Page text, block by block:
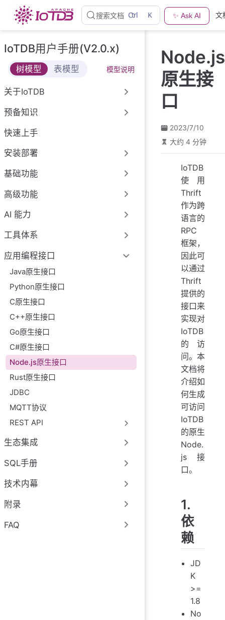
跳
至
主
要
內
容
搜索文档 Ctrl K ✨ Ask AI 文
IoTDB用户手册(V2.0.x)
树模型 表模型 模型说明
关于IoTDB
预备知识
快速上手
安装部署
基础功能
高级功能
AI 能力
工具体系
应用编程接口
Java原生接口
Python原生接口
C原生接口
C++原生接口
Go原生接口
C#原生接口
Node.js原生接口
Rust原生接口
JDBC
MQTT协议
REST API
生态集成
SQL手册
技术内幕
附录
FAQ
Node.js
原生接
口
2023/7/10
大约 4 分钟
IoTDB
使用
Thrift
作为跨
语言的
RPC
框架，
因此可
以通过
Thrift
提供的
接口来
实现对
IoTDB
的访
问。本
文档将
介绍如
何生成
可访问
IoTDB
的原生
Node.
js 接
口。
1.
依
赖
JD
K
>=
1.8
No